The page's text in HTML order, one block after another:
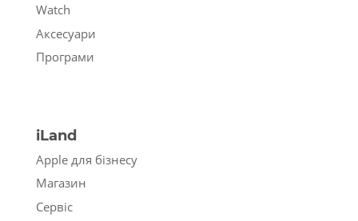
Watch
Аксесуари
Програми
iLand
Apple для бізнесу
Магазин
Сервіс